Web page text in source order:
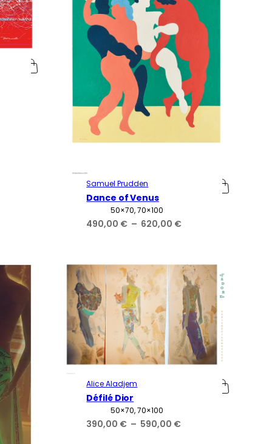
Samuel Prudden
Dance of Venus
Attributs Valeur
50×70, 70×100
490,00 € – 620,00 €Plage
à
620,00 €
Alice Aladjem
Défilé Dior
Attributs Valeur
50×70, 70×100
390,00 € – 590,00 €Plage